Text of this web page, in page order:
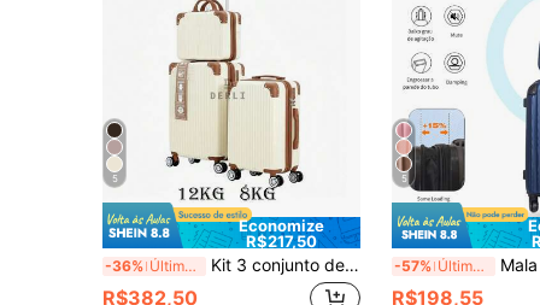
5
Economize
R$217,50
-36% Últimas 10 hrs Kit 3 conjunto de 12kg e com mala de bordo 8kg. Alto Qualidade,4Double wheel Roda Gira 360 Grau/ mala deviagem/ABS kt3 033
R$382,50
5
-57% Últimos 2 dias Mala De Bordo +frasqueira kit 8kg
R$198,55